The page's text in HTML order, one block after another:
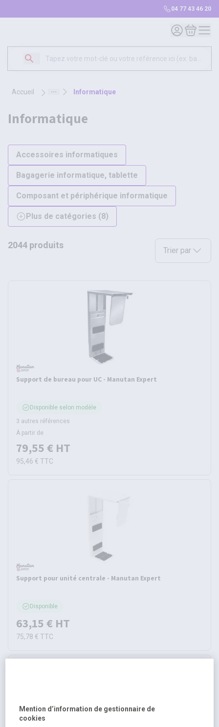
04 77 43 46 20
Mon compte
Mon
accueil informatique
informatique
Accessoires informatiques
Bagagerie informatique, tablette
Composant et périphérique informatique
Plus de catégories (8)
2044 produits
Trier par
Support de bureau pour UC - Manutan Expert
Disponible selon modèle
3 autres références
À partir de
79,55 € HT
95,46 € TTC
Support pour unité centrale - Manutan Expert
Disponible
63,15 € HT
75,78 € TTC
Mention d’information de gestionnaire de
cookies